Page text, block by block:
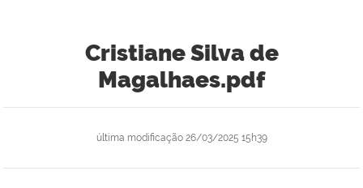
Cristiane Silva de
Magalhaes.pdf
última modificação26/03/2025 15h39